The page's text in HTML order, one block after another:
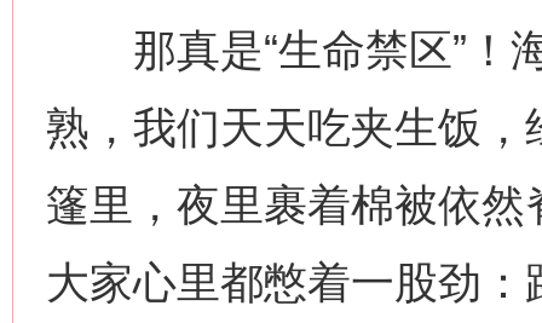
那真是“生命禁区”！
熟，我们天天吃夹生饭
篷里，夜里裹着棉被依
大家心里都憋着一股劲